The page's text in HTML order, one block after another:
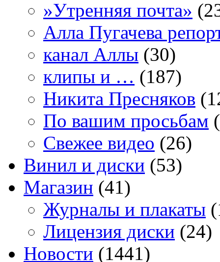
»Утренняя почта»
Алла Пугачева
канал Аллы (30)
клипы и … (187)
Никита Пресняков
По вашим просьбам
Свежее видео (26)
Винил и диски (53)
Магазин (41)
Журналы и плакаты
Лицензия диски (24)
Новости (1441)